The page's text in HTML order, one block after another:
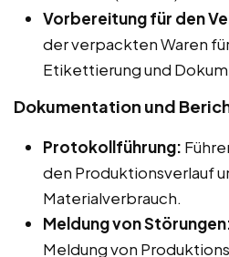
Vorbereitung für den
der verpackten Waren
Etikettierung und
Dokumentation und
Protokollführung:
den Produktionsverlauf
Materialverbrauch.
Meldung von
Meldung von